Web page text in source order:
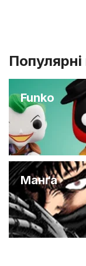
Популярні
Funko
Манґа